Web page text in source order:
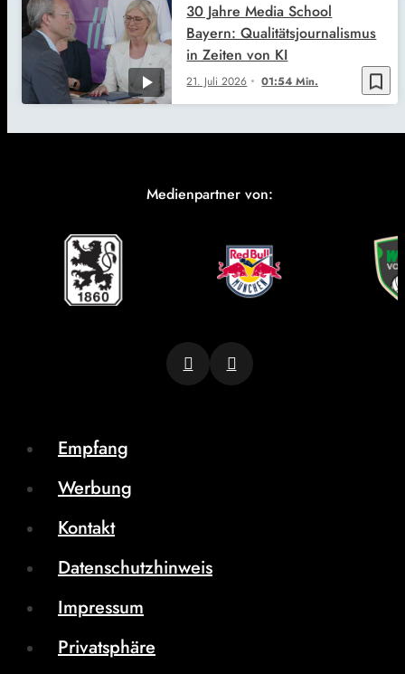
bookmark_border
21. Juli 2026 01:54 Min.
30 Jahre Media School
Bayern: Qualitätsjournalismus
in Zeiten von KI
Medienpartner von:
Empfang
Werbung
Kontakt
Datenschutzhinweis
Impressum
Privatsphäre